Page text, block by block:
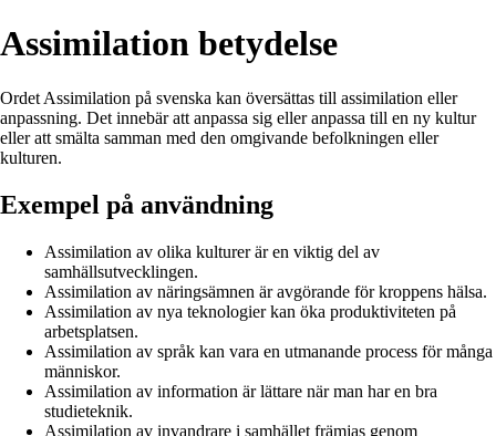
Assimilation betydelse
Ordet Assimilation på svenska kan översättas till assimilation eller
anpassning. Det innebär att anpassa sig eller anpassa till en ny kultur
eller att smälta samman med den omgivande befolkningen eller
kulturen.
Exempel på användning
Assimilation av olika kulturer är en viktig del av
samhällsutvecklingen.
Assimilation av näringsämnen är avgörande för kroppens hälsa.
Assimilation av nya teknologier kan öka produktiviteten på
arbetsplatsen.
Assimilation av språk kan vara en utmanande process för många
människor.
Assimilation av information är lättare när man har en bra
studieteknik.
Assimilation av invandrare i samhället främjas genom